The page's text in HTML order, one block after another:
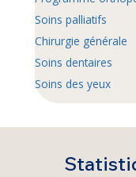
Soins palliatifs
Chirurgie générale
Soins dentaires
Soins des yeux